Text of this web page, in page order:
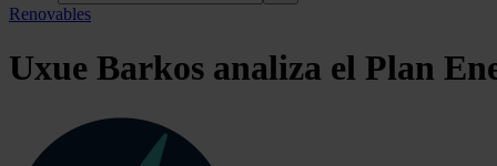
Renovables
Uxue Barkos analiza el Plan